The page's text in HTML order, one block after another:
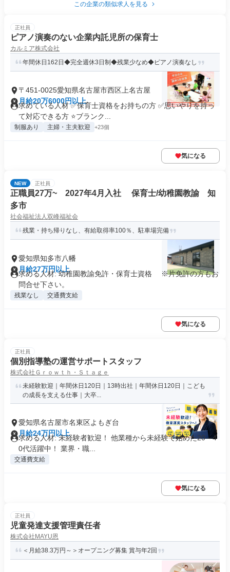
この企業の類似求人を見る
正社員
ピアノ演奏のない企業内託児所の保育士
カルミア株式会社
年間休日162日◆完全週休3日制◆残業少なめ◆ピアノ演奏なし
〒451-0025愛知県名古屋市西区上名古屋
月給20万6000円以上
求めている人材 ✅保育士資格をお持ちの方 ✅思いやりを持っ
て対応できる方 ⭐ブランク...
制服あり 主婦・主夫歓迎 +23個
気になる
NEW 正社員
正職員27万~ 2027年4月入社 保育士/幼稚園教諭 知
多市
社会福祉法人双峰福祉会
残業・持ち帰りなし、有給取得率100％、駐車場完備
愛知県知多市八幡
月給27万円以上
求める人材: 幼稚園教諭免許・保育士資格 ※片免許の方もお
問合せ下さい。
残業なし 交通費支給
気になる
正社員
個別指導塾の運営サポートスタッフ
株式会社Ｇｒｏｗｔｈ・Ｓｔａｇｅ
未経験歓迎｜年間休日120日｜13時出社｜年間休日120日｜こども
の成長を支える仕事｜大卒...
愛知県名古屋市名東区よもぎ台
月給24万円以上
求める人材: 未経験者歓迎！ 他業種から未経験で始めた20～4
0代活躍中！ 業界・職...
交通費支給
気になる
正社員
児童発達支援管理責任者
株式会社MAYU恩
＜月給38.3万円～＞オープニング募集 賞与年2回